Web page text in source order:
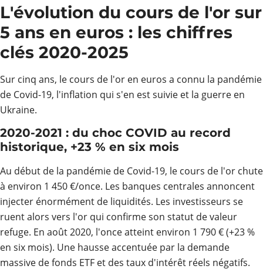
L'évolution du cours de l'or sur
5 ans en euros : les chiffres
clés 2020-2025
Sur cinq ans, le cours de l'or en euros a connu la pandémie
de Covid-19, l'inflation qui s'en est suivie et la guerre en
Ukraine.
2020-2021 : du choc COVID au record
historique, +23 % en six mois
Au début de la pandémie de Covid-19, le cours de l'or chute
à environ 1 450 €/once. Les banques centrales annoncent
injecter énormément de liquidités. Les investisseurs se
ruent alors vers l'or qui confirme son statut de valeur
refuge. En août 2020, l'once atteint environ 1 790 € (+23 %
en six mois). Une hausse accentuée par la demande
massive de fonds ETF et des taux d'intérêt réels négatifs.